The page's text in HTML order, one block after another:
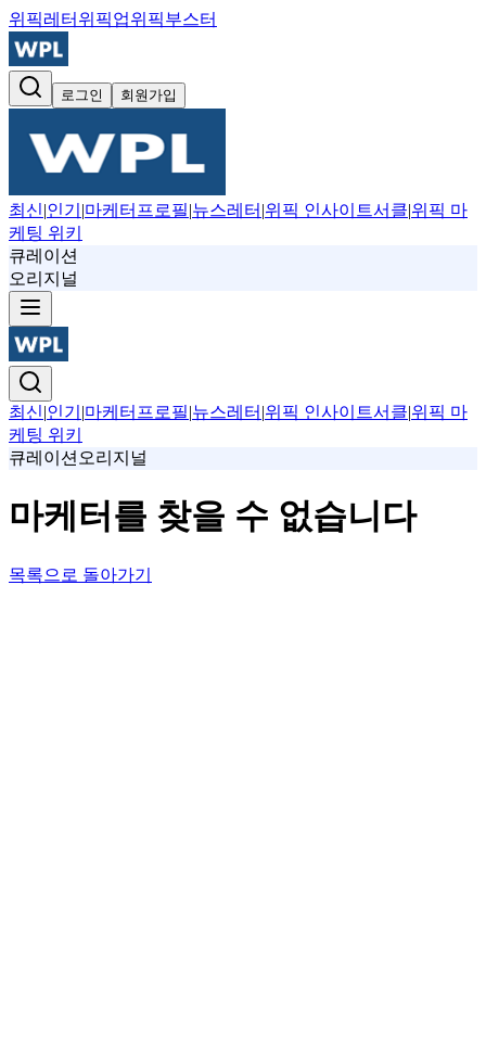
위픽레터 위픽업위픽부스터
로그인 회원가입
최신|인기 |마케터프로필|뉴스레터 |위픽 인사이트서클|위픽 마
케팅 위키
큐레이션
오리지널
최신|인기 |마케터프로필|뉴스레터 |위픽 인사이트서클|위픽 마
케팅 위키
큐레이션 오리지널
마케터를 찾을 수 없습니다
목록으로 돌아가기